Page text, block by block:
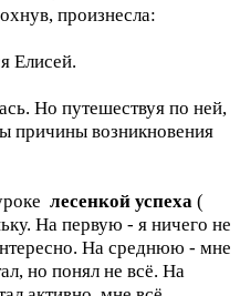
произнесла:
Елисей.
Но путешествуя по ней,
причины возникновения
лесенкой успеха (
На первую - я ничего не
На среднюю - мне
но понял не всё. На